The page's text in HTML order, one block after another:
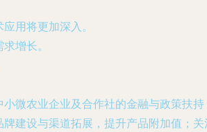
用将更加深入。
增长。
微农业企业及合作社的金融与政策扶
建设与渠道拓展，提升产品附加值；